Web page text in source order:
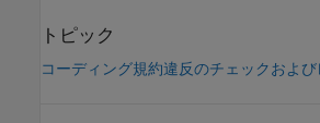
トピック
コーディング規約違反のチェックおよ